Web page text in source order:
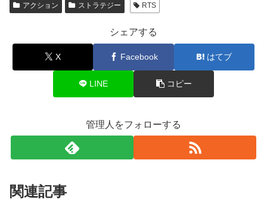
アクション ストラテジー RTS
シェアする
X Facebook はてブ
LINE コピー
管理人をフォローする
関連記事